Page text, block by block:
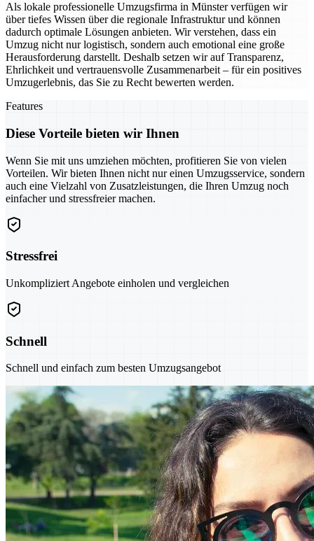
Als lokale professionelle Umzugsfirma in Münster verfügen wir
über tiefes Wissen über die regionale Infrastruktur und können
dadurch optimale Lösungen anbieten. Wir verstehen, dass ein
Umzug nicht nur logistisch, sondern auch emotional eine große
Herausforderung darstellt. Deshalb setzen wir auf Transparenz,
Ehrlichkeit und vertrauensvolle Zusammenarbeit – für ein positives
Umzugerlebnis, das Sie zu Recht bewerten werden.
Features
Diese Vorteile bieten wir Ihnen
Wenn Sie mit uns umziehen möchten, profitieren Sie von vielen
Vorteilen. Wir bieten Ihnen nicht nur einen Umzugsservice, sondern
auch eine Vielzahl von Zusatzleistungen, die Ihren Umzug noch
einfacher und stressfreier machen.
Stressfrei
Unkompliziert Angebote einholen und vergleichen
Schnell
Schnell und einfach zum besten Umzugsangebot